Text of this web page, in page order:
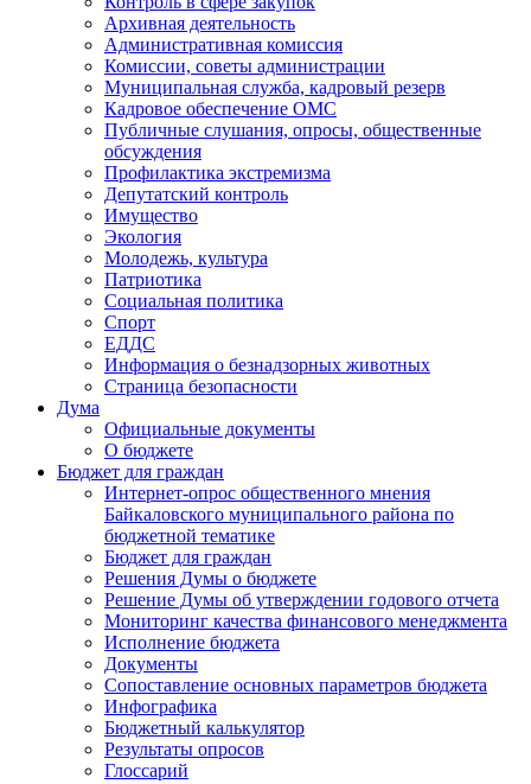
Архивная деятельность
Административная комиссия
Комиссии, советы администрации
Муниципальная служба, кадровый резерв
Кадровое обеспечение ОМС
Публичные слушания, опросы, общественные
обсуждения
Профилактика экстремизма
Депутатский контроль
Имущество
Экология
Молодежь, культура
Патриотика
Социальная политика
Спорт
ЕДДС
Информация о безнадзорных животных
Страница безопасности
Дума
Официальные документы
О бюджете
Бюджет для граждан
Интернет-опрос общественного мнения
Байкаловского муниципального района по
бюджетной тематике
Бюджет для граждан
Решения Думы о бюджете
Решение Думы об утверждении годового отчета
Мониторинг качества финансового менеджмента
Исполнение бюджета
Документы
Сопоставление основных параметров бюджета
Инфографика
Бюджетный калькулятор
Результаты опросов
Глоссарий